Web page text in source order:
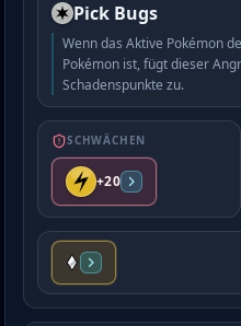
Pick Bugs
Wenn das Aktive Pokémon
Pokémon ist, fügt dieser
Schadenspunkte zu.
SCHWÄCHEN
+20